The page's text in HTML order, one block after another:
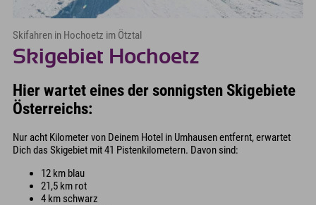
Skifahren in Hochoetz im Ötztal
Skigebiet Hochoetz
Hier wartet eines der sonnigsten Skigebiete
Österreichs:
Nur acht Kilometer von Deinem Hotel in Umhausen entfernt, erwartet
Dich das Skigebiet mit 41 Pistenkilometern. Davon sind:
12 km blau
21,5 km rot
4 km schwarz